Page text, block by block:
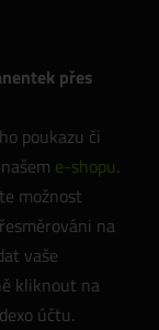
přes
poukazu či
e-shopu.
možnost
na
vaše
kliknout na
účtu.